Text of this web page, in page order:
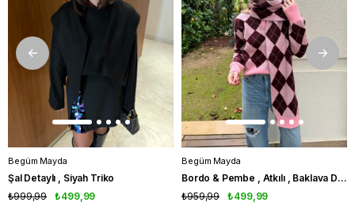
Begüm Mayda
Şal Detaylı , Siyah Triko
₺499,99
₺999,99
Begüm Mayda
Bordo & Pembe , Atkılı , Baklava Desenli Triko
₺499,99
₺959,99